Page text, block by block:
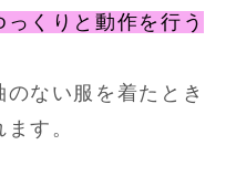
くりと動作を行う
ない服を着たとき
す。